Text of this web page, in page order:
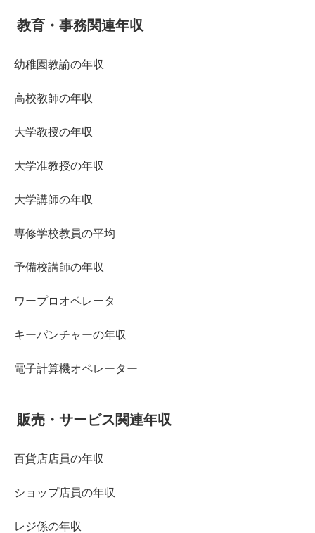
教育・事務関連年収
幼稚園教諭の年収
高校教師の年収
大学教授の年収
大学准教授の年収
大学講師の年収
専修学校教員の平均
予備校講師の年収
ワープロオペレータ
キーパンチャーの年収
電子計算機オペレーター
販売・サービス関連年収
百貨店店員の年収
ショップ店員の年収
レジ係の年収